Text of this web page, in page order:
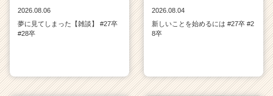
2026.08.06
夢に見てしまった【雑談】 #27卒
#28卒
2026.08.04
新しいことを始めるには #27卒 #2
8卒